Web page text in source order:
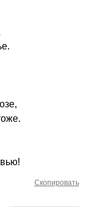
Скопировать